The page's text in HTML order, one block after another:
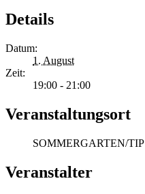
Details
Datum:
1. August
Zeit:
19:00 - 21:00
Veranstaltungsort
SOMMERGARTEN/TIP
Veranstalter